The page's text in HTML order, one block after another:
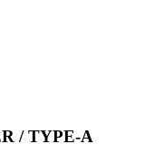
/ TYPE-A